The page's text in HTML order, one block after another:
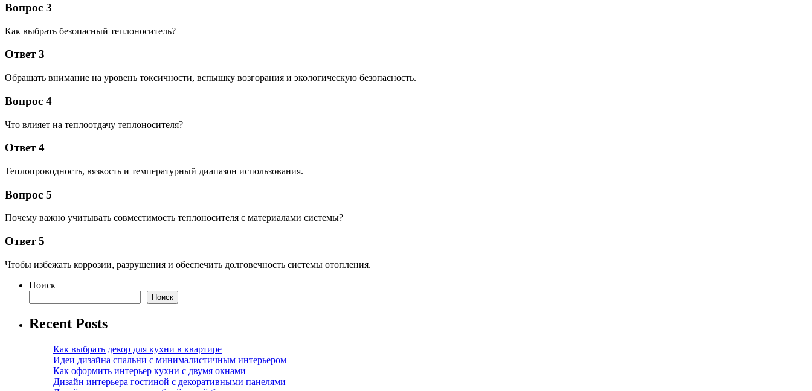
Вопрос 3
Как выбрать безопасный теплоноситель?
Ответ 3
Обращать внимание на уровень токсичности, вспышку возгорания и экологическую безопасность.
Вопрос 4
Что влияет на теплоотдачу теплоносителя?
Ответ 4
Теплопроводность, вязкость и температурный диапазон использования.
Вопрос 5
Почему важно учитывать совместимость теплоносителя с материалами системы?
Ответ 5
Чтобы избежать коррозии, разрушения и обеспечить долговечность системы отопления.
Поиск
Поиск
Recent Posts
Как выбрать декор для кухни в квартире
Идеи дизайна спальни с минималистичным интерьером
Как оформить интерьер кухни с двумя окнами
Дизайн интерьера гостиной с декоративными панелями